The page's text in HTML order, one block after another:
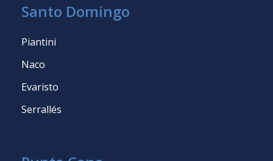
Santo Domingo
Piantini
Naco
Evaristo
Serrallés